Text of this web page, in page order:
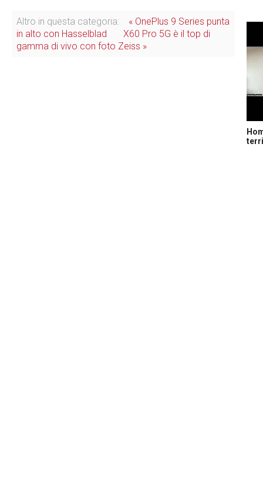
Altro in questa categoria:
« OnePlus 9 Series punta
in alto con Hasselblad
X60 Pro 5G è il top di
gamma di vivo con foto Zeiss »